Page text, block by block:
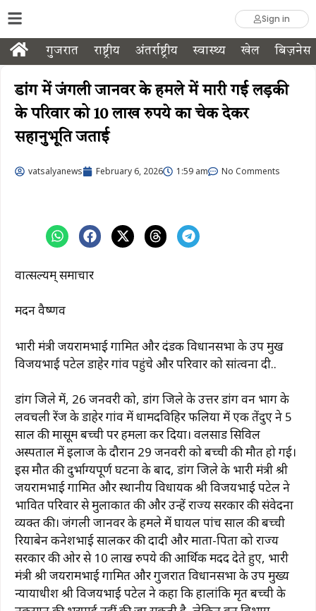
Sign in
गुजरात राष्ट्रीय अंतर्राष्ट्रीय स्वास्थ्य खेल बिज़नेस
डांग में जंगली जानवर के हमले में मारी गई लड़की
के परिवार को 10 लाख रुपये का चेक देकर
सहानुभूति जताई
vatsalyanews February 6, 2026 1:59 am No Comments
वात्सल्यम् समाचार
मदन वैष्णव
प्रभारी मंत्री जयरामभाई गामित और दंडक विधानसभा के उप प्रमुख
विजयभाई पटेल डाहेर गांव पहुंचे और परिवार को सांत्वना दी..
डांग जिले में, 26 जनवरी को, डांग जिले के उत्तर डांग वन प्रभाग के
लवचली रेंज के डाहेर गांव में धामदविहिर फलिया में एक तेंदुए ने 5
साल की मासूम बच्ची पर हमला कर दिया। वलसाड सिविल
अस्पताल में इलाज के दौरान 29 जनवरी को बच्ची की मौत हो गई।
इस मौत की दुर्भाग्यपूर्ण घटना के बाद, डांग जिले के प्रभारी मंत्री श्री
जयरामभाई गामित और स्थानीय विधायक श्री विजयभाई पटेल ने
प्रभावित परिवार से मुलाकात की और उन्हें राज्य सरकार की संवेदना
व्यक्त की। जंगली जानवर के हमले में घायल पांच साल की बच्ची
रियाबेन कनेशभाई सालकर की दादी और माता-पिता को राज्य
सरकार की ओर से 10 लाख रुपये की आर्थिक मदद देते हुए, प्रभारी
मंत्री श्री जयरामभाई गामित और गुजरात विधानसभा के उप मुख्य
न्यायाधीश श्री विजयभाई पटेल ने कहा कि हालांकि मृत बच्ची के